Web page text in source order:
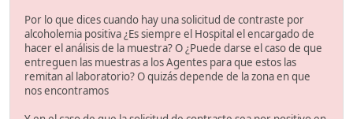
Por lo que dices cuando hay una solicitud de contraste por
alcoholemia positiva ¿Es siempre el Hospital el encargado de
hacer el análisis de la muestra? O ¿Puede darse el caso de que
entreguen las muestras a los Agentes para que estos las
remitan al laboratorio? O quizás depende de la zona en que
nos encontramos